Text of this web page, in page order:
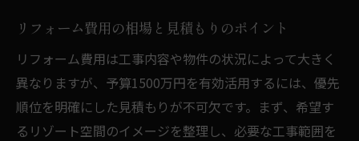
リフォーム費用の相場と見積もりのポイント
リフォーム費用は工事内容や物件の状況によって大きく
異なりますが、予算1500万円を有効活用するには、優先
順位を明確にした見積もりが不可欠です。まず、希望す
るリゾート空間のイメージを整理し、必要な工事範囲を